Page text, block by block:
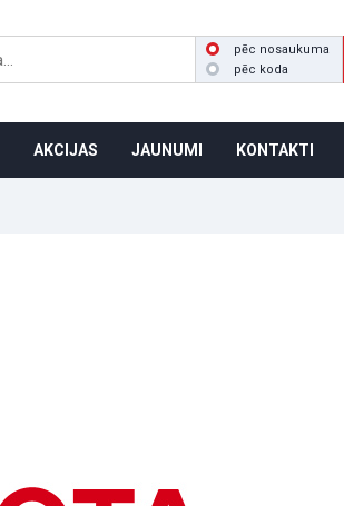
pēc nosaukuma
pēc koda
AKCIJAS JAUNUMI KONTAKTI